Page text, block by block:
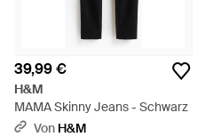
39,99 €
H&M
MAMA Skinny Jeans - Schwarz
Von H&M